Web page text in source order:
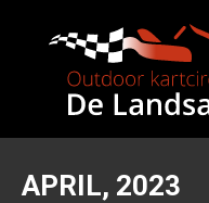
APRIL, 2023